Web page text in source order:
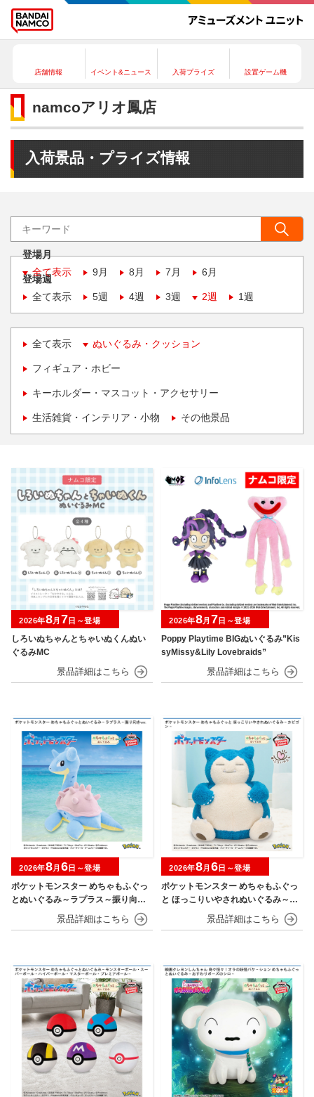
店舗情報 イベント&ニュース 入荷プライズ 設置ゲーム機
namcoアリオ鳳店
入荷景品・プライズ情報
登場月
全て表示
9月 8月 7月 6月
登場週
全て表示
5週 4週 3週 2週 1週
全て表示 ぬいぐるみ・クッション
フィギュア・ホビー
キーホルダー・マスコット・アクセサリー
生活雑貨・インテリア・小物 その他景品
しろいぬちゃんとちゃいぬくんぬい
ぐるみMC
2026年8月 7日～登場
Poppy Playtime BIGぬいぐるみ”Kis
syMissy&Lily Lovebraids”
2026年8月 7日～登場
ポケットモンスター めちゃもふぐっ
とぬいぐるみ～ラプラス～振り向きv
2026年8月 6日～登場
ポケットモンスター めちゃもふぐっ
と ほっこりいやされぬいぐるみ～カ
2026年8月 6日～登場